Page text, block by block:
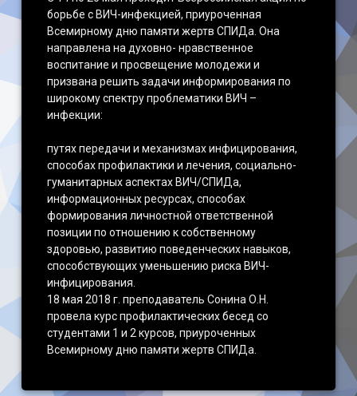
Наши достижения
борьбе с ВИЧ-инфекцией, приуроченная
Всемирному дню памяти жертв СПИДа. Она
направлена на духовно- нравственное
воспитание и просвещение молодежи и
призвана решить задачи информирования по
широкому спектру проблематики ВИЧ –
инфекции:
путях передачи и механизмах инфицирования,
способах профилактики и лечения, социально-
гуманитарных аспектах ВИЧ/СПИДа,
информационных ресурсах, способах
формирования личностной ответственной
позиции по отношению к собственному
здоровью, развитию поведенческих навыков,
способствующих уменьшению риска ВИЧ-
инфицирования.
18 мая 2018 г. преподаватель Сонина О.Н.
провела курс профилактических бесед со
студентами 1 и 2 курсов, приуроченных
Всемирному дню памяти жертв СПИДа.